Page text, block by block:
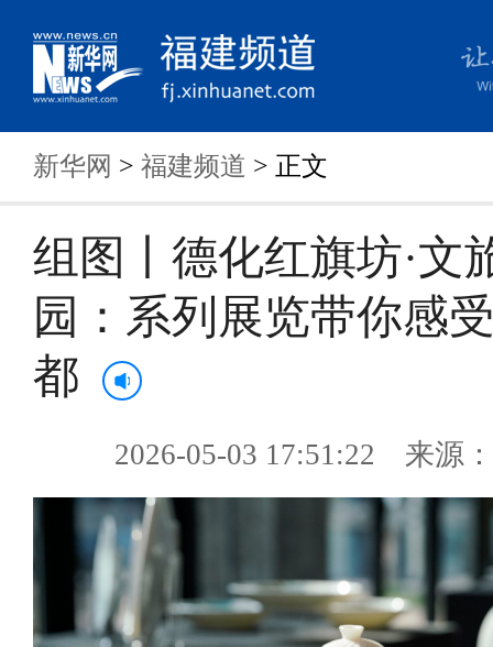
新华网 > 福建频道 > 正文
组图丨德化红旗坊·文
园：系列展览带你感
都
2026-05-03 17:51:22 来源